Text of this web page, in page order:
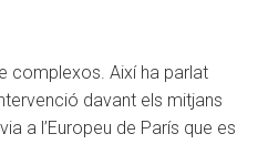
complexos. Així ha parlat
davant els mitjans
a l’Europeu de París que es